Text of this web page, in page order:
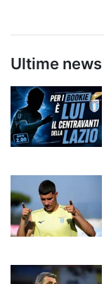
Ultime news